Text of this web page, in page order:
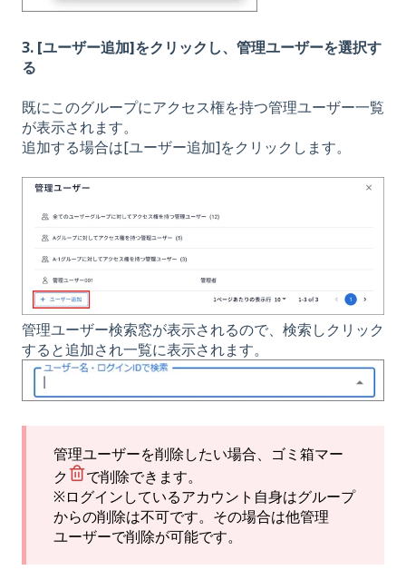
3. [ユーザー追加]をクリックし、管理ユーザーを選択す
る
既にこのグループにアクセス権を持つ管理ユーザー一覧
が表示されます。
追加する場合は[ユーザー追加]をクリックします。
管理ユーザー検索窓が表示されるので、検索しクリック
すると追加され一覧に表示されます。
管理ユーザーを削除したい場合、ゴミ箱マー
ク
で削除できます。
※ログインしているアカウント自身はグループ
からの削除は不可です。その場合は他管理
ユーザーで削除が可能です。